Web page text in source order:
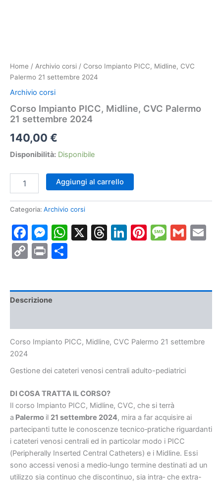
Home / Archivio corsi / Corso Impianto PICC, Midline, CVC
Palermo 21 settembre 2024
Archivio corsi
Corso Impianto PICC, Midline, CVC Palermo
21 settembre 2024
140,00 €
Disponibilità: Disponibile
Impianto
Midline,
Palermo
21
settembre
2024
Aggiungi al carrello
Categoria: Archivio corsi
Facebook
Messenger
WhatsApp
X Threads
LinkedIn
Pinterest
Copy
Print
Descrizione
Corso Impianto PICC, Midline, CVC Palermo 21 settembre
2024
Gestione dei cateteri venosi centrali adulto-pediatrici
DI COSA TRATTA IL CORSO?
Il corso Impianto PICC, Midline, CVC, che si terrà
a Palermo il 21 settembre 2024, mira a far acquisire ai
partecipanti tutte le conoscenze tecnico‐pratiche riguardanti
i cateteri venosi centrali ed in particolar modo i PICC
(Peripherally Inserted Central Catheters) e i Midline. Essi
sono accessi venosi a medio‐lungo termine destinati ad un
utilizzo sia continuo che discontinuo, sia intra‐ che extra-